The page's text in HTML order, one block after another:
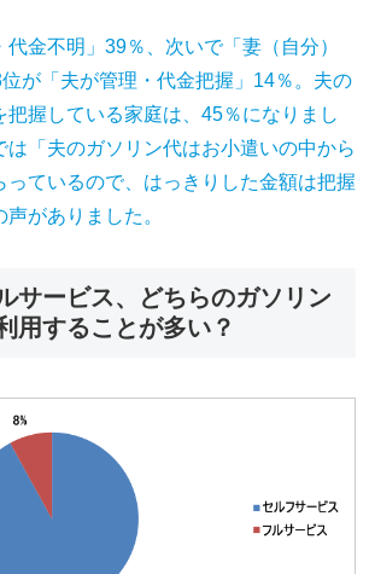
金不明」39％、次いで「妻（自分）
が「夫が管理・代金把握」14％。夫の
把握している家庭は、45％になりまし
は「夫のガソリン代はお小遣いの中から
っているので、はっきりした金額は把握
がありました。
サービス、どちらのガソリン
用することが多い？